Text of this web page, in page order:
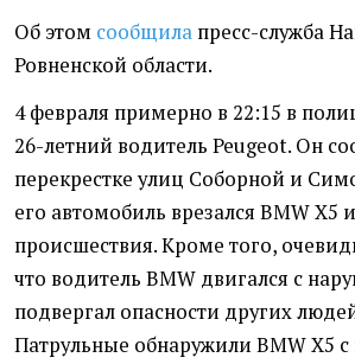
Об этом сообщила пресс-служба
Ровненской области.
4 февраля примерно в 22:15 в
26-летний водитель Peugeot. Он
перекрестке улиц Соборной и
его автомобиль врезался BMW X5
происшествия. Кроме того,
что водитель BMW двигался с
подвергал опасности других
Патрульные обнаружили BMW X5